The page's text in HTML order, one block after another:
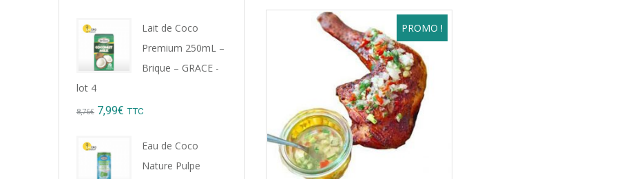
PROMO !
was:
9,22€.
Lait de Coco
Premium 250mL –
Brique – GRACE -
lot 4
8,76€ Original
was:
7,99€ Current
TTC
Eau de Coco
Nature Pulpe